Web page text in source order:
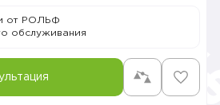
от РОЛЬФ
обслуживания